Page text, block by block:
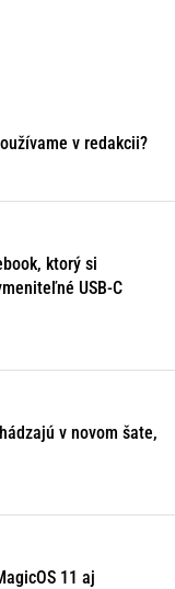
v redakcii?
ktorý si
USB-C
v novom šate,
11 aj